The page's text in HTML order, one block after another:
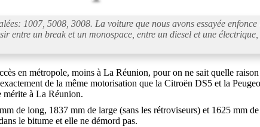
1007, 5008, 3008. La voiture que nous avons essayée
entre un break et un monospace, entre un diesel et une
en métropole, moins à La Réunion, pour on ne sait quelle raison
de la même motorisation que la Citroën DS5 et la
mérite à La Réunion.
de long, 1837 mm de large (sans les rétroviseurs) et 1625 mm
le bitume et elle ne démord pas.